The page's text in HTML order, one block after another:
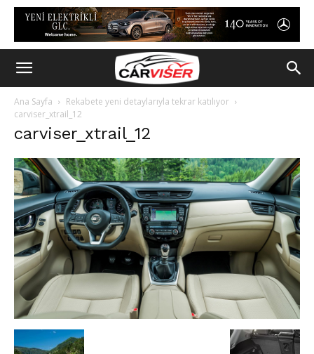
Ana Sayfa
Rekabete yeni detaylarıyla tekrar katılıyor
carviser_xtrail_12
carviser_xtrail_12